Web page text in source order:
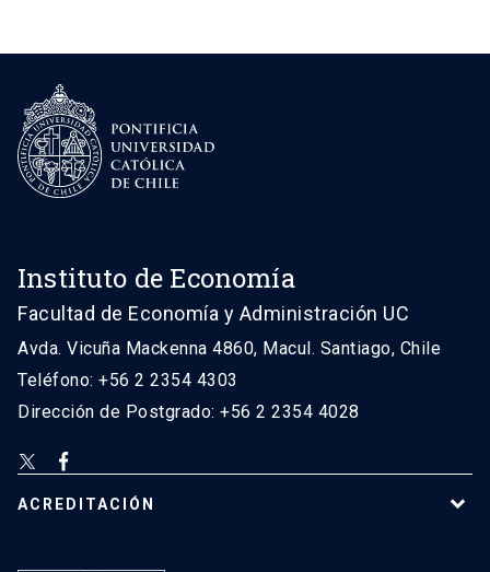
Instituto de Economía
Facultad de Economía y Administración UC
Avda. Vicuña Mackenna 4860, Macul. Santiago, Chile
Teléfono: +56 2 2354 4303
Dirección de Postgrado: +56 2 2354 4028
ACREDITACIÓN